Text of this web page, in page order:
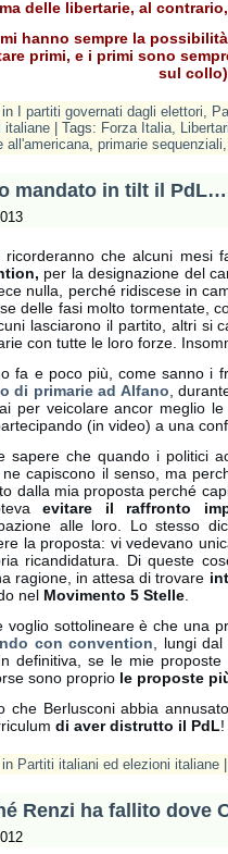
delle libertarie, al
hanno sempre la
primi, e i primi sono
sul c
I partiti governati dagli elettori,
italiane | Tags: Forza Italia,
all'americana, primarie sequenziali,
mandato in tilt il PdL…
ricorderanno che alcuni mesi
per la designazione del
nulla, perché ridiscese in
delle fasi molto tormentate,
lasciarono il partito, altri si
con tutte le loro forze.
fa e poco più, come sanno i
di primarie ad Alfano ,
per veicolare ancor meglio le
(in video) a una
sapere che quando i politici
ne capiscono il senso, ma
dalla mia proposta perché
evitare il raffronto
alle loro. Lo stesso
la proposta: vi vedevano
ricandidatura. Di queste
ragione, in attesa di trovare
nel Movimento 5 Stelle
voglio sottolineare è che una
con convention , lungi
definitiva, se le mie proposte
sono proprio le proposte
che Berlusconi abbia
di aver distrutto il PdL!
Partiti italiani ed elezioni italiane
Renzi ha fallito dove